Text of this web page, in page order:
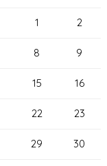
1 2
8 9
15 16
22 23
29 30